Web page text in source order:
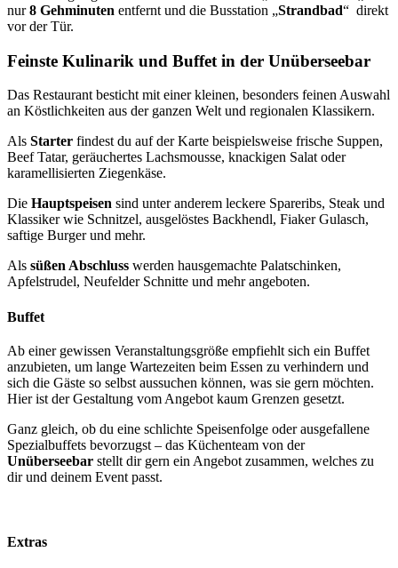
nur8 Gehminuten entfernt und die Busstation „Strandbad“ direkt
vor der Tür.
Feinste Kulinarik und Buffet in der Unüberseebar
Das Restaurant besticht mit einer kleinen, besonders feinen Auswahl
an Köstlichkeiten aus der ganzen Welt und regionalen Klassikern.
Als Starter findest du auf der Karte beispielsweise frische Suppen,
Beef Tatar, geräuchertes Lachsmousse, knackigen Salat oder
karamellisierten Ziegenkäse.
Die Hauptspeisen sind unter anderem leckere Spareribs, Steak und
Klassiker wie Schnitzel, ausgelöstes Backhendl, Fiaker Gulasch,
saftige Burger und mehr.
Als süßen Abschluss werden hausgemachte Palatschinken,
Apfelstrudel, Neufelder Schnitte und mehr angeboten.
Buffet
Ab einer gewissen Veranstaltungsgröße empfiehlt sich ein Buffet
anzubieten, um lange Wartezeiten beim Essen zu verhindern und
sich die Gäste so selbst aussuchen können, was sie gern möchten.
Hier ist der Gestaltung vom Angebot kaum Grenzen gesetzt.
Ganz gleich, ob du eine schlichte Speisenfolge oder ausgefallene
Spezialbuffets bevorzugst – das Küchenteam von der
Unüberseebar stellt dir gern ein Angebot zusammen, welches zu
dir und deinem Event passt.
Extras